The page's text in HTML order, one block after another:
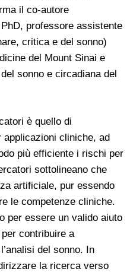
il co-autore
professore assistente
critica e del sonno)
del Mount Sinai e
sonno e circadiana del
è quello di
applicazioni cliniche, ad
più efficiente i rischi per
sottolineano che
artificiale, pur essendo
le competenze cliniche.
per essere un valido aiuto
contribuire a
del sonno. In
la ricerca verso